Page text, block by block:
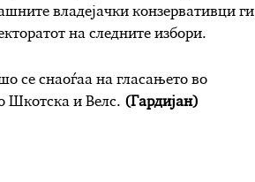
владејачки конзервативци ги
на следните избори.
се снаоѓаа на гласањето во
Шкотска и Велс. (Гардијан)